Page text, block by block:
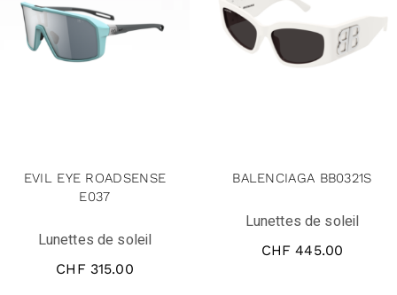
EVIL EYE ROADSENSE
E037
Lunettes de soleil
CHF 315.00
BALENCIAGA BB0321S
Lunettes de soleil
CHF 445.00